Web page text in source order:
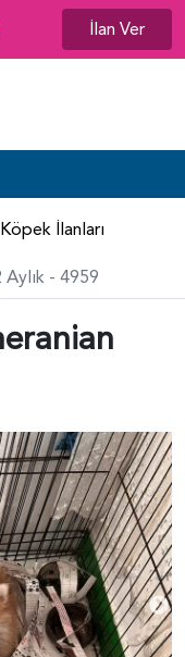
İlan Ver
Köpek İlanları
Aylık - 4959